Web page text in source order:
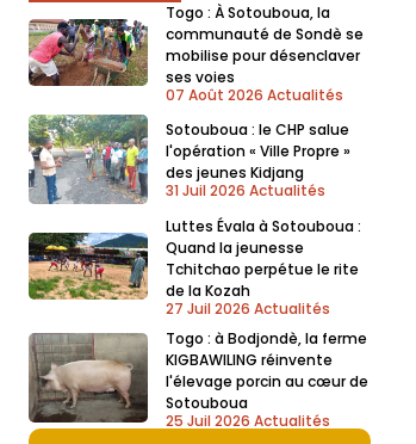
Togo : À Sotouboua, la
communauté de Sondè se
mobilise pour désenclaver
ses voies
07 Août 2026 Actualités
Sotouboua : le CHP salue
l'opération « Ville Propre »
des jeunes Kidjang
31 Juil 2026 Actualités
Luttes Évala à Sotouboua :
Quand la jeunesse
Tchitchao perpétue le rite
de la Kozah
27 Juil 2026 Actualités
Togo : à Bodjondè, la ferme
KIGBAWILING réinvente
l'élevage porcin au cœur de
Sotouboua
25 Juil 2026 Actualités